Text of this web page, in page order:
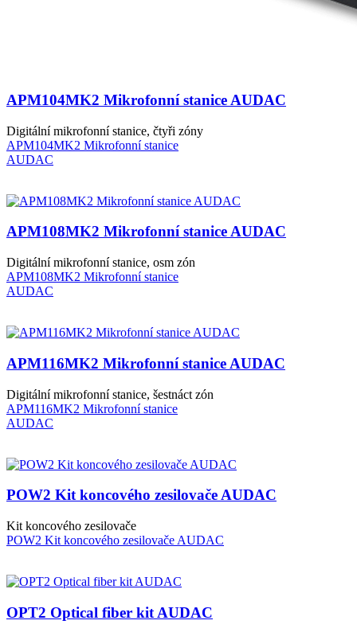
APM104MK2 Mikrofonní stanice AUDAC
Digitální mikrofonní stanice, čtyři zóny
APM104MK2 Mikrofonní stanice
AUDAC
APM108MK2 Mikrofonní stanice AUDAC
Digitální mikrofonní stanice, osm zón
APM108MK2 Mikrofonní stanice
AUDAC
APM116MK2 Mikrofonní stanice AUDAC
Digitální mikrofonní stanice, šestnáct zón
APM116MK2 Mikrofonní stanice
AUDAC
POW2 Kit koncového zesilovače AUDAC
Kit koncového zesilovače
POW2 Kit koncového zesilovače AUDAC
OPT2 Optical fiber kit AUDAC